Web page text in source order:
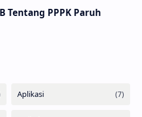
Tentang PPPK Paruh